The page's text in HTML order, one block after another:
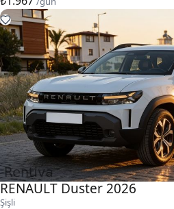
RENAULT Duster 2026
Şişli